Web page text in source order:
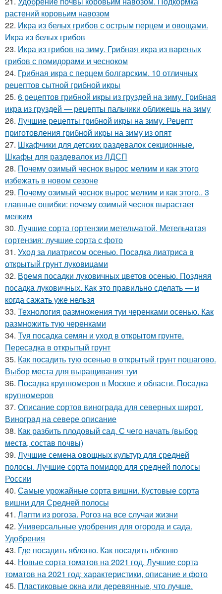
растений коровьим навозом
22. Икра из белых грибов с острым перцем и овощами.
Икра из белых грибов
23. Икра из грибов на зиму. Грибная икра из вареных
грибов с помидорами и чесноком
24. Грибная икра с перцем болгарским. 10 отличных
рецептов сытной грибной икры
25. 6 рецептов грибной икры из груздей на зиму. Грибная
икра из груздей — рецепты пальчики оближешь на зиму
26. Лучшие рецепты грибной икры на зиму. Рецепт
приготовления грибной икры на зиму из опят
27. Шкафчики для детских раздевалок секционные.
Шкафы для раздевалок из ЛДСП
28. Почему озимый чеснок вырос мелким и как этого
избежать в новом сезоне
29. Почему озимый чеснок вырос мелким и как этого.. 3
главные ошибки: почему озимый чеснок вырастает
мелким
30. Лучшие сорта гортензии метельчатой. Метельчатая
гортензия: лучшие сорта с фото
31. Уход за лиатрисом осенью. Посадка лиатриса в
открытый грунт луковицами
32. Время посадки луковичных цветов осенью. Поздняя
посадка луковичных. Как это правильно сделать — и
когда сажать уже нельзя
33. Технология размножения туи черенками осенью. Как
размножить тую черенками
34. Туя посадка семян и уход в открытом грунте.
Пересадка в открытый грунт
35. Как посадить тую осенью в открытый грунт пошагово.
Выбор места для выращивания туи
36. Посадка крупномеров в Москве и области. Посадка
крупномеров
37. Описание сортов винограда для северных широт.
Виноград на севере описание
38. Как разбить плодовый сад. С чего начать (выбор
места, состав почвы)
39. Лучшие семена овощных культур для средней
полосы. Лучшие сорта помидор для средней полосы
России
40. Самые урожайные сорта вишни. Кустовые сорта
вишни для Средней полосы
41. Лапти из рогоза. Рогоз на все случаи жизни
42. Универсальные удобрения для огорода и сада.
Удобрения
43. Где посадить яблоню. Как посадить яблоню
44. Новые сорта томатов на 2021 год. Лучшие сорта
томатов на 2021 год: характеристики, описание и фото
45. Пластиковые окна или деревянные, что лучше.